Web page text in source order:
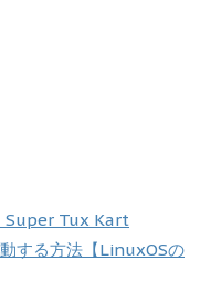
Super Tux Kart
する方法【LinuxOSの